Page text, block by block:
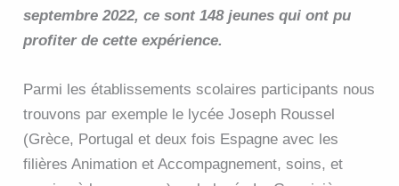
septembre 2022, ce sont 148 jeunes qui ont pu
profiter de cette expérience.
Parmi les établissements scolaires participants nous
trouvons par exemple le lycée Joseph Roussel
(Grèce, Portugal et deux fois Espagne avec les
filières Animation et Accompagnement, soins, et